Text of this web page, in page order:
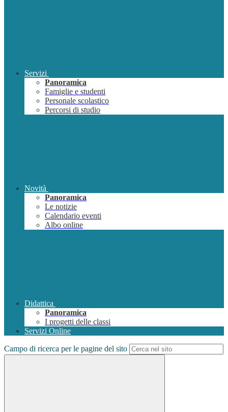
Servizi
Panoramica
Famiglie e studenti
Personale scolastico
Percorsi di studio
Novità
Panoramica
Le notizie
Calendario eventi
Albo online
Didattica
Panoramica
I progetti delle classi
Servizi Online
Campo di ricerca per le pagine del sito